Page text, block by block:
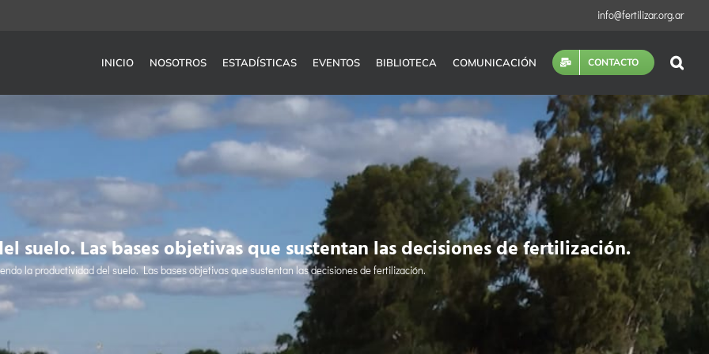
info@fertilizar.org.ar
INICIO NOSOTROS ESTADÍSTICAS EVENTOS BIBLIOTECA COMUNICACIÓN CONTACTO
suelo. Las bases objetivas que sustentan las decisiones de fertilización.
la productividad del suelo. Las bases objetivas que sustentan las decisiones de fertilización.